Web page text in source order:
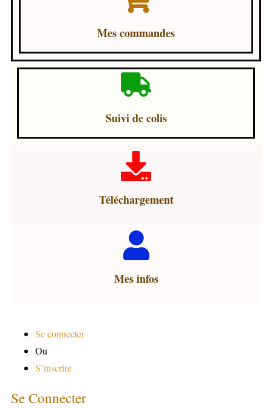
Mes commandes
Suivi de colis
Téléchargement
Mes infos
Se connecter
Ou
S’inscrire
Se Connecter